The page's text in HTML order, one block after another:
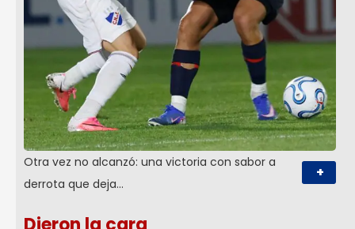
Otra vez no alcanzó: una victoria con sabor a
derrota que deja…
+